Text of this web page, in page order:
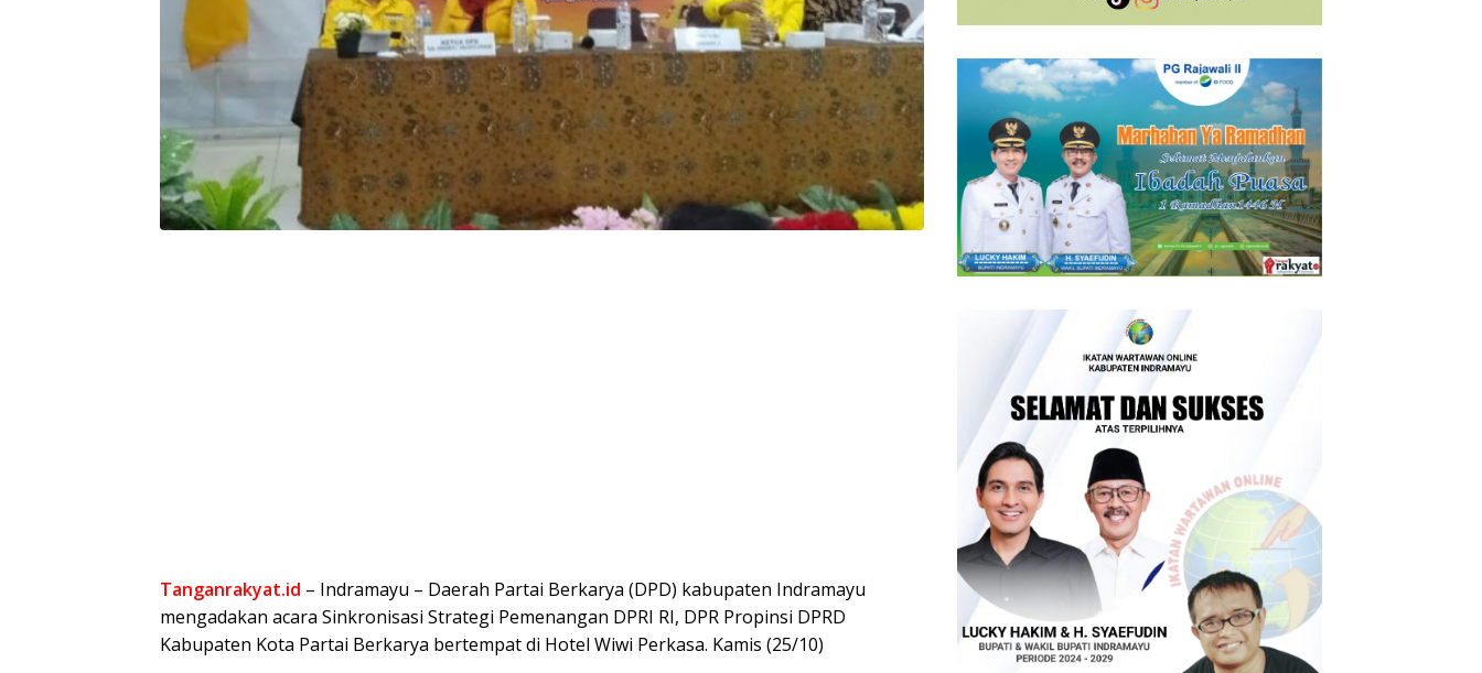
Tanganrakyat.id – Indramayu – Daerah Partai Berkarya (DPD) kabupaten Indramayu
mengadakan acara Sinkronisasi Strategi Pemenangan DPRI RI, DPR Propinsi DPRD
Kabupaten Kota Partai Berkarya bertempat di Hotel Wiwi Perkasa. Kamis (25/10)